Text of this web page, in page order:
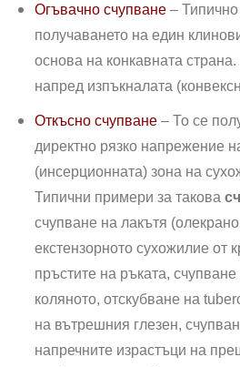
Огъвачно счупване– Типично
получаването на един
основа на конкавната
напред изпъкналата
Откъсно счупване– То се
директно рязко напрежение
(инсерционната) зона на
Типични примери за такова
счупване на лакътя
екстензорното сухожилие от
пръстите на ръ­ката,
коляното, отскубване на
на вътрешния глезен,
напречните израстъци на